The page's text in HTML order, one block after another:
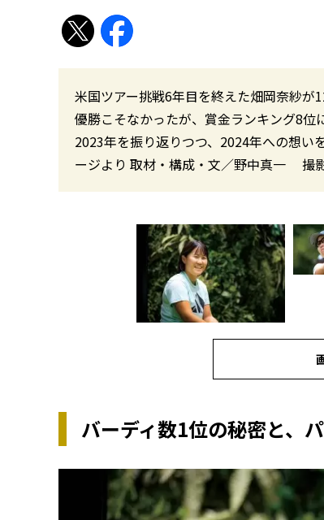
米国ツアー挑戦6年目を終えた畑岡奈紗
優勝こそなかったが、賞金ランキング8
2023年を振り返りつつ、2024年への想い
ージより 取材・構成・文／野中真一 撮
バーディ数1位の秘密と、